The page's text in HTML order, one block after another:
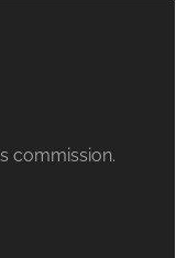
commission.